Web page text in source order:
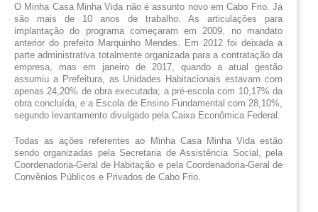
O Minha Casa Minha Vida não é assunto novo em Cabo Frio. Já
são mais de 10 anos de trabalho. As articulações para
implantação do programa começaram em 2009, no mandato
anterior do prefeito Marquinho Mendes. Em 2012 foi deixada a
parte administrativa totalmente organizada para a contratação da
empresa, mas em janeiro de 2017, quando a atual gestão
assumiu a Prefeitura, as Unidades Habitacionais estavam com
apenas 24,20% de obra executada; a pré-escola com 10,17% da
obra concluída, e a Escola de Ensino Fundamental com 28,10%,
segundo levantamento divulgado pela Caixa Econômica Federal.
Todas as ações referentes ao Minha Casa Minha Vida estão
sendo organizadas pela Secretaria de Assistência Social, pela
Coordenadoria-Geral de Habitação e pela Coordenadoria-Geral de
Convênios Públicos e Privados de Cabo Frio.